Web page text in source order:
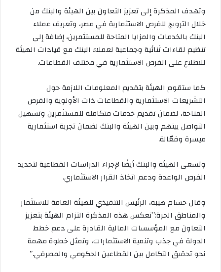
ي
ا
وتهدف المذكرة إلى تعزيز التعاون بين الهيئة والبنك من
خلال الترويج للفرص الاستثمارية في مصر، وتعريف عملاء
البنك بالخدمات والمزايا المتاحة للمستثمرين، إضافة إلى
تنظيم لقاءات ثنائية وجماعية لعملاء البنك مع قيادات الهيئة
للاطلاع على الفرص الاستثمارية في مختلف القطاعات.
كما ستقوم الهيئة بتقديم المعلومات اللازمة حول
التشريعات الاستثمارية والقطاعات ذات الأولوية والفرص
المتاحة، لضمان تقديم خدمات متكاملة للمستثمرين وتسهيل
التواصل بينهم وبين الهيئة والبنك لضمان تجربة استثمارية
ميسرة وفعّالة.
وتسعى الهيئة والبنك أيضًا لإجراء الدراسات القطاعية لتحديد
الفرص الواعدة ودعم اتخاذ القرار الاستثماري.
وقال حسام هيبه، الرئيس التنفيذي للهيئة العامة للاستثمار
والمناطق الحرة:”تعكس هذه المذكرة التزام الهيئة بتعزيز
التعاون مع المؤسسات المالية القادرة على دعم خطط
الدولة في جذب وتنمية الاستثمارات، وتمثل خطوة مهمة
نحو تحقيق التكامل بين القطاعين الحكومي والمصرفي.”